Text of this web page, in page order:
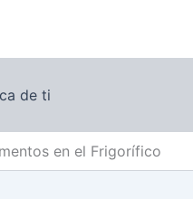
de ti
en el Frigorífico